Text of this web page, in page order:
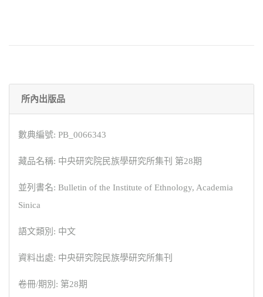
所內出版品
數典編號: PB_0066343
藏品名稱: 中央研究院民族學研究所集刊 第28期
並列書名: Bulletin of the Institute of Ethnology, Academia
Sinica
語文類別: 中文
資料出處: 中央研究院民族學研究所集刊
卷冊/期別: 第28期